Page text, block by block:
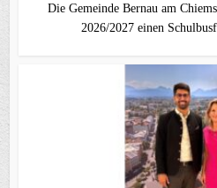
Die Gemeinde Bernau am
2026/2027 einen